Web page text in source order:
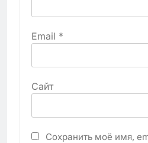
Email *
Сайт
Сохранить моё имя,